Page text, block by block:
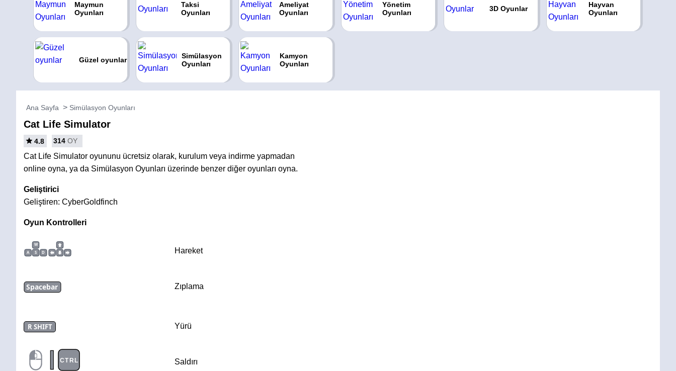
Maymun
Oyunları
Taksi
Oyunları
Ameliyat
Oyunları
Yönetim
Oyunları
3D Oyunlar
Hayvan
Oyunları
Güzel oyunlar
Simülasyon
Oyunları
Kamyon
Oyunları
Ana Sayfa Simülasyon Oyunları
Cat Life Simulator
4.8 314 OY
Cat Life Simulator oyununu ücretsiz olarak, kurulum veya indirme yapmadan
online oyna, ya da Simülasyon Oyunları üzerinde benzer diğer oyunları oyna.
Geliştirici
Geliştiren: CyberGoldfinch
Oyun Kontrolleri
W
A
S D Hareket
Spacebar Zıplama
R SHIFT Yürü
| CTRL Saldırı